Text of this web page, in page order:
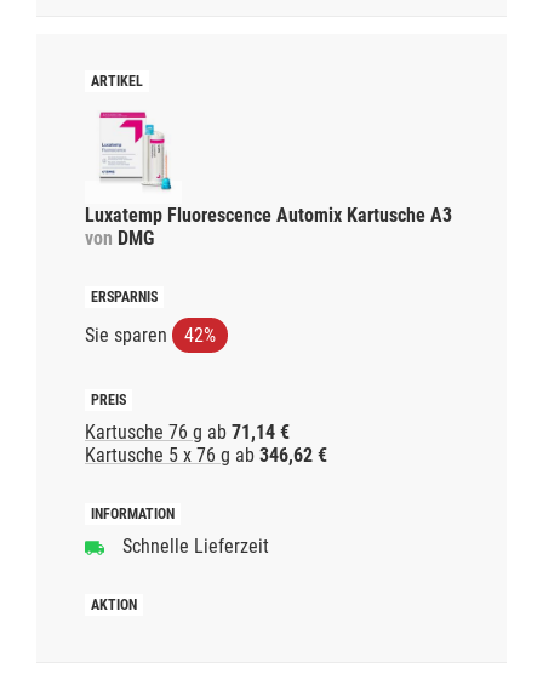
Luxatemp Fluorescence Automix Kartusche A3
von DMG
Sie sparen 42%
Kartusche 76 g ab 71,14 €
Kartusche 5 x 76 g ab 346,62 €
Schnelle Lieferzeit